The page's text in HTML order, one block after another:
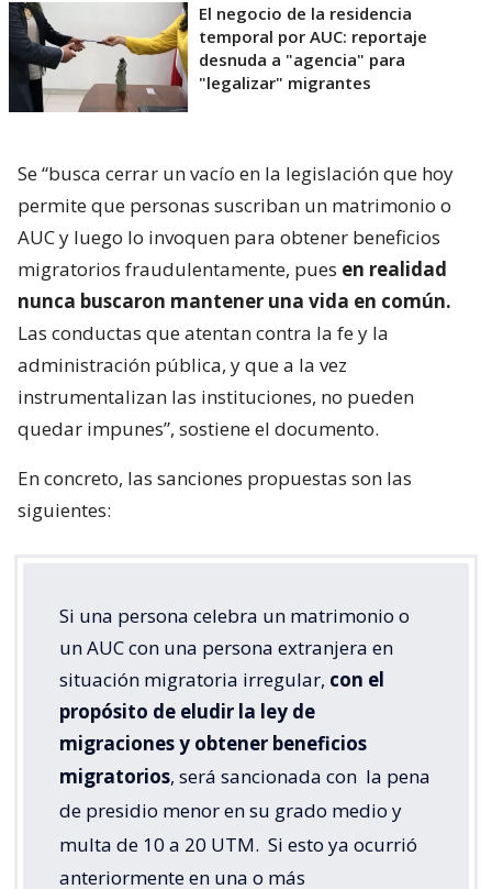
El negocio de la residencia
temporal por AUC: reportaje
desnuda a "agencia" para
"legalizar" migrantes
Se “busca cerrar un vacío en la legislación que hoy
permite que personas suscriban un matrimonio o
AUC y luego lo invoquen para obtener beneficios
migratorios fraudulentamente, pues en realidad
nunca buscaron mantener una vida en común.
Las conductas que atentan contra la fe y la
administración pública, y que a la vez
instrumentalizan las instituciones, no pueden
quedar impunes”, sostiene el documento.
En concreto, las sanciones propuestas son las
siguientes:
Si una persona celebra un matrimonio o
un AUC con una persona extranjera en
situación migratoria irregular, con el
propósito de eludir la ley de
migraciones y obtener beneficios
migratorios, será sancionada con la pena
de presidio menor en su grado medio y
multa de 10 a 20 UTM. Si esto ya ocurrió
anteriormente en una o más